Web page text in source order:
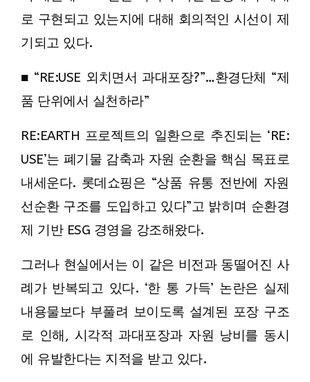
로 구현되고 있는지에 대해 회의적인 시선이 제
기되고 있다.
■ “RE:USE 외치면서 과대포장?”…환경단체 “제
품 단위에서 실천하라”
RE:EARTH 프로젝트의 일환으로 추진되는 ‘RE:
USE’는 폐기물 감축과 자원 순환을 핵심 목표로
내세운다. 롯데쇼핑은 “상품 유통 전반에 자원
선순환 구조를 도입하고 있다”고 밝히며 순환경
제 기반 ESG 경영을 강조해왔다.
그러나 현실에서는 이 같은 비전과 동떨어진 사
례가 반복되고 있다. ‘한 통 가득’ 논란은 실제
내용물보다 부풀려 보이도록 설계된 포장 구조
로 인해, 시각적 과대포장과 자원 낭비를 동시
에 유발한다는 지적을 받고 있다.